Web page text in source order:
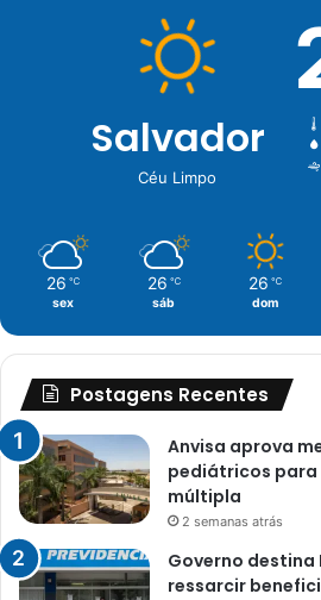
Salvador
Céu Limpo
26 ℃
sex
26 ℃
sáb
26 ℃
dom
Postagens Recentes
Anvisa aprova
pediátricos para
múltipla
2 semanas atrás
Governo destina
ressarcir